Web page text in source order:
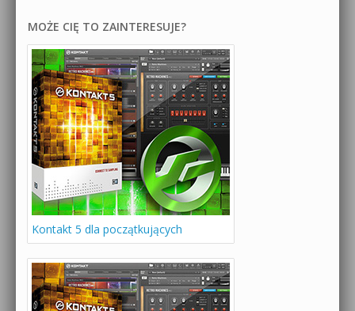
MOŻE CIĘ TO ZAINTERESUJE?
Kontakt 5 dla początkujących